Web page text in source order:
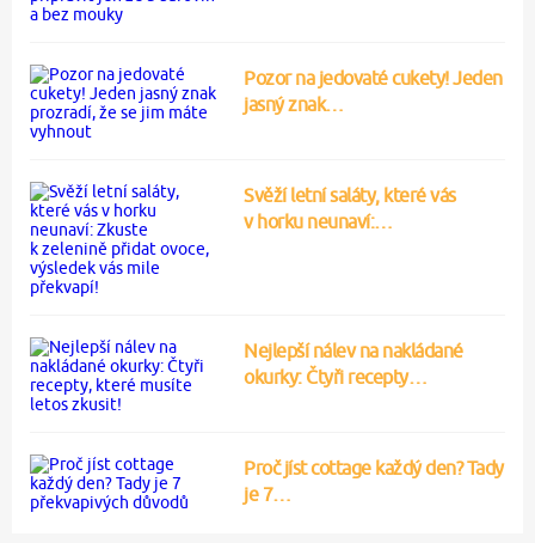
Pozor na jedovaté cukety! Jeden
jasný znak…
Svěží letní saláty, které vás
v horku neunaví:…
Nejlepší nálev na nakládané
okurky: Čtyři recepty…
Proč jíst cottage každý den? Tady
je 7…